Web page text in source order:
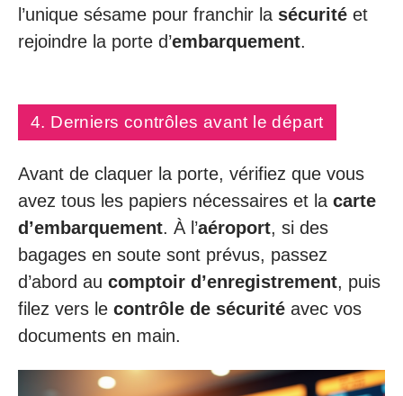
l’unique sésame pour franchir la sécurité et
rejoindre la porte d’embarquement.
4. Derniers contrôles avant le départ
Avant de claquer la porte, vérifiez que vous
avez tous les papiers nécessaires et la carte
d’embarquement. À l’aéroport, si des
bagages en soute sont prévus, passez
d’abord au comptoir d’enregistrement, puis
filez vers le contrôle de sécurité avec vos
documents en main.